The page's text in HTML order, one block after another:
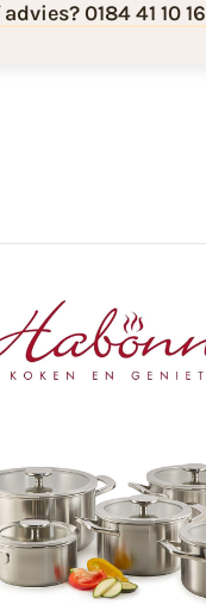
0184 41 10 16